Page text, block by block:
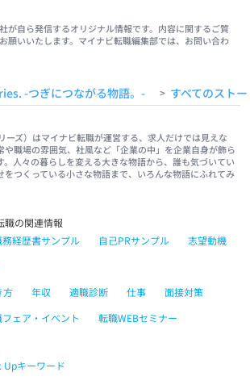
が自ら発信するオリジナル情報です。内容に関するご質
願いいたします。マイナビ転職編集部では、お問い合わ
-つぎにつながる物語。- > すべてのスト
ーズ）はマイナビ転職が運営する、求人だけでは見えな
や職場の雰囲気、社風など「企業の中」を企業自身が飾ら
人々の暮らしを変える大きな物語から、誰も気づいてい
をつくっている小さな物語まで、いろんな物語にふれてみ
職の関連情報
務経歴書サンプル 自己PRサンプル
志望動機
方
年収 適職診断 仕事
面接対策
ェア・イベント 転職WEBセミナー
Upキーワード